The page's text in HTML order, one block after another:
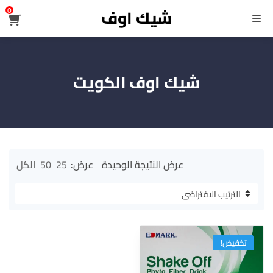
القائمة شيك اوف 0
شيك اوف الكويت
عرض النتيجة الوحيدة عرض: 25
50 الكل
تخفيض!